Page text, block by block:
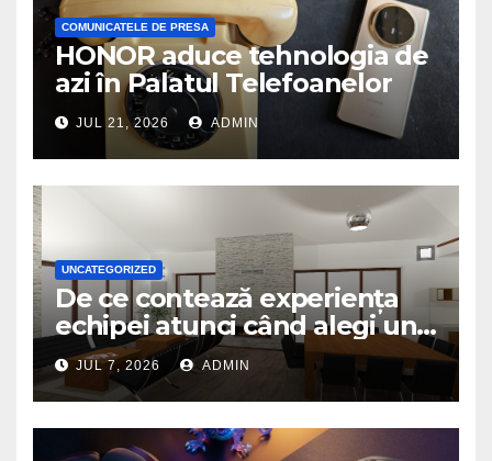
COMUNICATELE DE PRESA
HONOR aduce tehnologia de
azi în Palatul Telefoanelor
JUL 21, 2026 ADMIN
UNCATEGORIZED
De ce contează experiența
echipei atunci când alegi un
birou de arhitectură
JUL 7, 2026 ADMIN